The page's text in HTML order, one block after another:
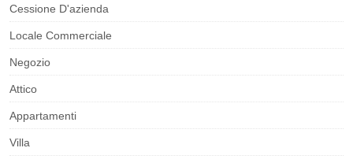
Cessione D'azienda
Locale Commerciale
Negozio
Attico
Appartamenti
Villa